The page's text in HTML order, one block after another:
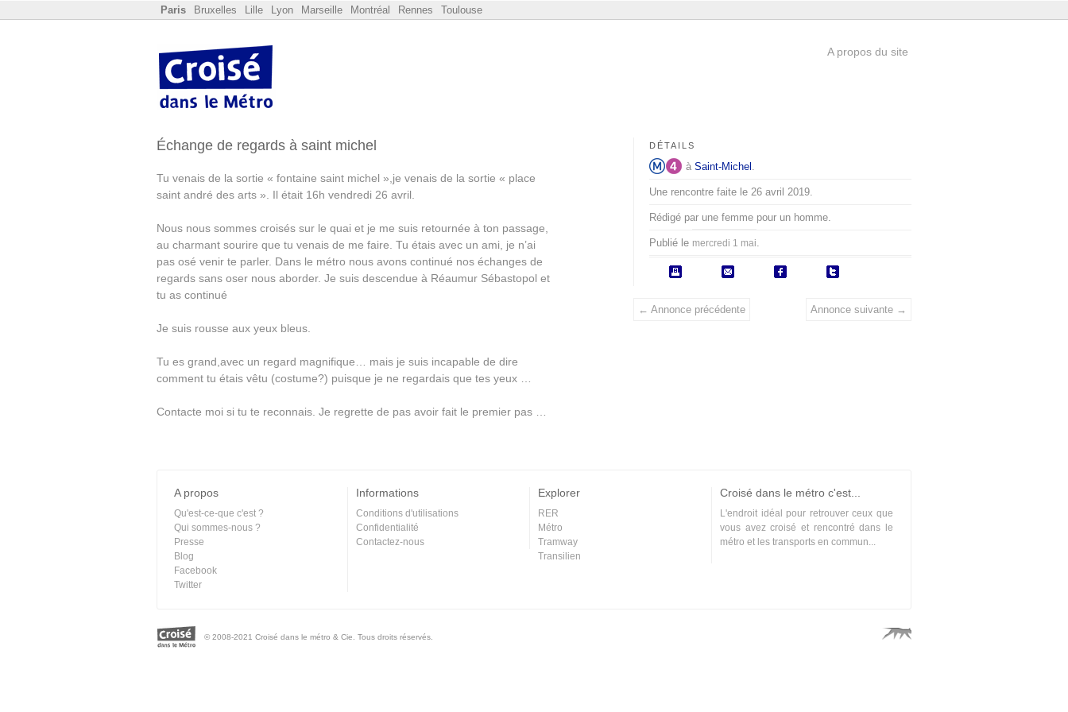
Paris Bruxelles Lille Lyon Marseille Montréal Rennes Toulouse
A propos du site
Échange de regards à saint michel
Tu venais de la sortie « fontaine saint michel »,je venais de la sortie « place
saint andré des arts ». Il était 16h vendredi 26 avril.
Nous nous sommes croisés sur le quai et je me suis retournée à ton passage,
au charmant sourire que tu venais de me faire. Tu étais avec un ami, je n’ai
pas osé venir te parler. Dans le métro nous avons continué nos échanges de
regards sans oser nous aborder. Je suis descendue à Réaumur Sébastopol et
tu as continué
Je suis rousse aux yeux bleus.
Tu es grand,avec un regard magnifique… mais je suis incapable de dire
comment tu étais vêtu (costume?) puisque je ne regardais que tes yeux …
Contacte moi si tu te reconnais. Je regrette de pas avoir fait le premier pas …
DÉTAILS
à Saint-Michel .
Une rencontre faite le 26 avril 2019.
Rédigé par une femme pour un homme.
Publié le mercredi 1 mai.
← Annonce précédente Annonce suivante →
A propos
Qu'est-ce-que c'est ?
Qui sommes-nous ?
Presse
Blog
Facebook
Twitter
Informations
Conditions d'utilisations
Confidentialité
Contactez-nous
Explorer
RER
Métro
Tramway
Transilien
Croisé dans le métro c'est...
L'endroit idéal pour retrouver ceux que
vous avez croisé et rencontré dans le
métro et les transports en commun...
© 2008-2021 Croisé dans le métro & Cie. Tous droits réservés.